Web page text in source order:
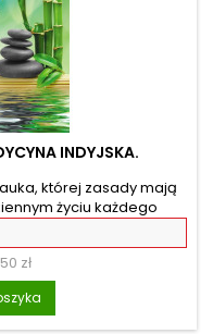
INDYJSKA.
której zasady mają
życiu każdego
duchowe i fizyczne,
sposobu myślenia,
harmonii
Ci w tym użycie
kolorów, kamieni i metali
Dzięki tej książce
zł